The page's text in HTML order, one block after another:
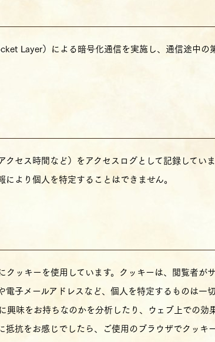
Layer）による暗号化通信を実施し、通信途中
セス時間など）をアクセスログとして記録してい
より個人を特定することはできません。
ッキーを使用しています。クッキーは、閲覧者が
子メールアドレスなど、個人を特定するものは一
味をお持ちなのかを分析したり、ウェブ上での
抗をお感じでしたら、ご使用のブラウザでクッ